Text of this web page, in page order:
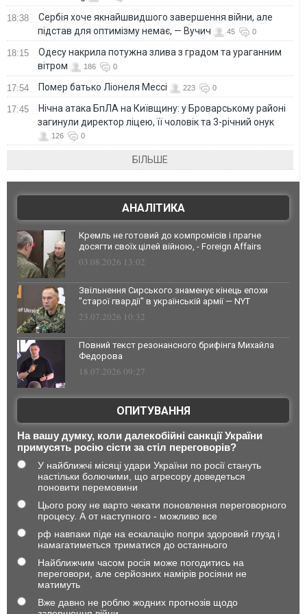
18:38
Сербія хоче якнайшвидшого завершення війни, але
підстав для оптимізму немає, — Вучич
45 0
18:15
Одесу накрила потужна злива з градом та ураганним
вітром
186 0
17:54 Помер батько Ліонеля Мессі 223 0
17:45
Нічна атака БпЛА на Київщину: у Броварському районі
загинули директор ліцею, її чоловік та 3-річний онук
126 0
БІЛЬШЕ
АНАЛІТИКА
Кремль не готовий до компромісів і прагне
досягти своїх цілей війною, - Foreign Affairs
03.08.2026 13:02
Звільнення Сирського знаменує кінець епохи
"старої гвардії" в українській армії — NYT
23.07.2026 10:32
Повний текст резонансного брифінга Михайла
Федорова
18.07.2026 09:27
ОПИТУВАННЯ
На вашу думку, коли далекобійні санкції України
примусять росію сісти за стіл переговорів?
У найближчі місяці удари України по росії стануть
настільки болючими, що агресору доведеться
поновити перемовини
Цього року не варто чекати поновлення переговорного
процесу. А от наступного - можливо все
рф навпаки піде на ескалацію попри здоровий глузд і
намагатиметься триматися до останнього
Найближчим часом росія може погодитись на
переговори, але серйозних намірів росіяни не
матимуть
Вже давно не роблю жодних прогнозів щодо